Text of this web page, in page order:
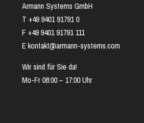
Armann Systems GmbH
T +49 9401 91791 0
F +49 9401 91791 111
E kontakt@armann-systems.com
Wir sind für Sie da!
Mo-Fr 08:00 – 17:00 Uhr